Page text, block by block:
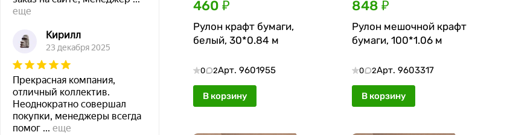
460 ₽
Рулон крафт бумаги,
белый, 30*0.84 м
0 2Арт. 9601955
В корзину
848 ₽
Рулон мешочной крафт
бумаги, 100*1.06 м
0 2Арт. 9603317
В корзину
еще
Кирилл
23 декабря 2025
Прекрасная компания,
отличный коллектив.
Неоднократно совершал
покупки, менеджеры всегда
помог ... еще